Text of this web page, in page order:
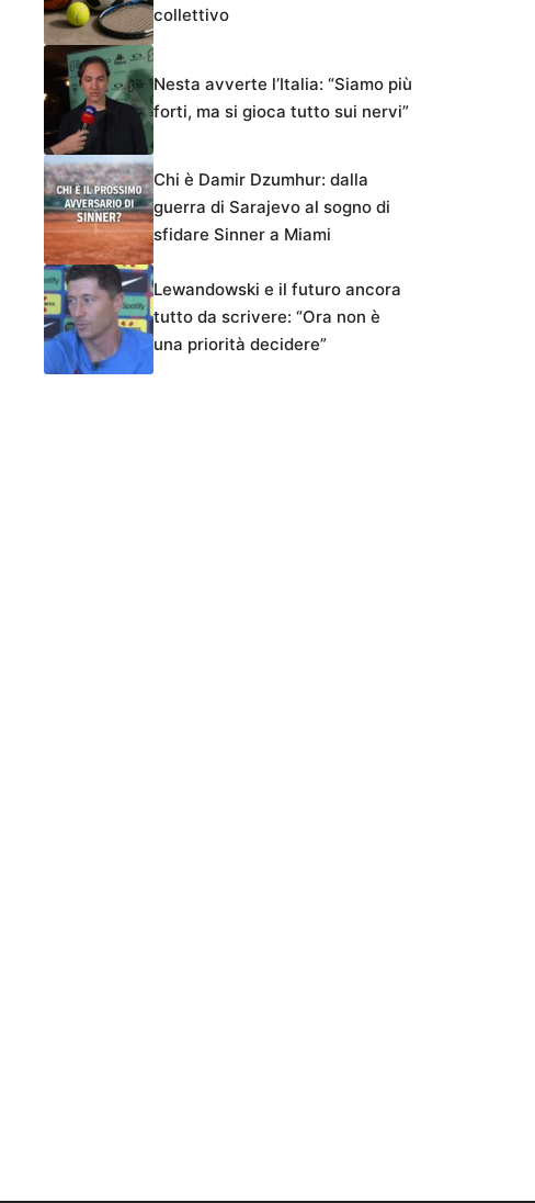
collettivo
Nesta avverte l’Italia: “Siamo più
forti, ma si gioca tutto sui nervi”
Chi è Damir Dzumhur: dalla
guerra di Sarajevo al sogno di
sfidare Sinner a Miami
Lewandowski e il futuro ancora
tutto da scrivere: “Ora non è
una priorità decidere”